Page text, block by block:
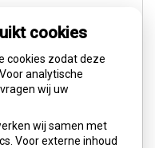
online
inplannen.
035 6247215 of
.
en andere materialen
cookies
cookies zodat deze
analytische
wij uw
wij samen met
Voor externe inhoud